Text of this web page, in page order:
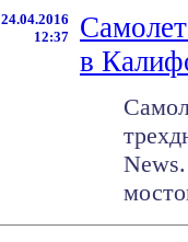
24.04.2016
12:37
в